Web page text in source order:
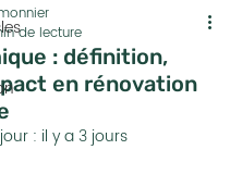
: définition,
en rénovation
de lecture
: il y a 3 jours